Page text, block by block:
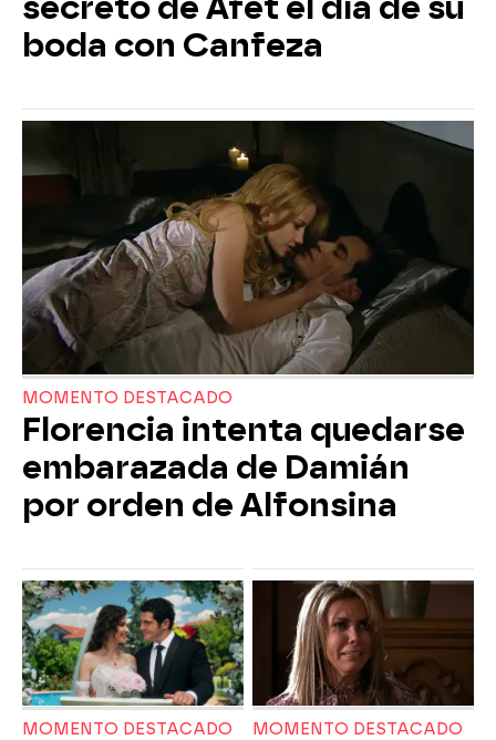
secreto de Afet el día de su
boda con Canfeza
MOMENTO DESTACADO
Florencia intenta quedarse
embarazada de Damián
por orden de Alfonsina
MOMENTO DESTACADO MOMENTO DESTACADO